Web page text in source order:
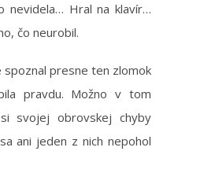
nevidela… Hral na klavír…
čo neurobil.
spoznal presne ten zlomok
pravdu. Možno v tom
svojej obrovskej chyby
ani jeden z nich nepohol